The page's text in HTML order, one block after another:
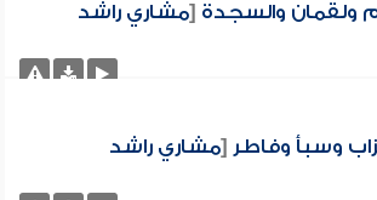
ولقمان والسجدة [مشاري راشد
وسبأ وفاطر [مشاري راشد